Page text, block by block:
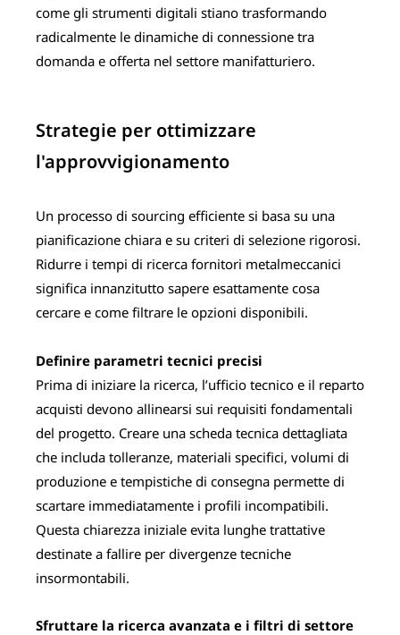
come gli strumenti digitali stiano trasformando
radicalmente le dinamiche di connessione tra
domanda e offerta nel settore manifatturiero.
Strategie per ottimizzare
l'approvvigionamento
Un processo di sourcing efficiente si basa su una
pianificazione chiara e su criteri di selezione rigorosi.
Ridurre i tempi di ricerca fornitori metalmeccanici
significa innanzitutto sapere esattamente cosa
cercare e come filtrare le opzioni disponibili.
Definire parametri tecnici precisi
Prima di iniziare la ricerca, l’ufficio tecnico e il reparto
acquisti devono allinearsi sui requisiti fondamentali
del progetto. Creare una scheda tecnica dettagliata
che includa tolleranze, materiali specifici, volumi di
produzione e tempistiche di consegna permette di
scartare immediatamente i profili incompatibili.
Questa chiarezza iniziale evita lunghe trattative
destinate a fallire per divergenze tecniche
insormontabili.
Sfruttare la ricerca avanzata e i filtri di settore